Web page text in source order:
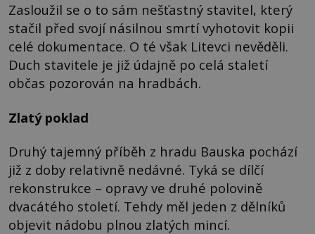
Zasloužil se o to sám nešťastný stavitel, který
stačil před svojí násilnou smrtí vyhotovit kopii
celé dokumentace. O té však Litevci nevěděli.
Duch stavitele je již údajně po celá staletí
občas pozorován na hradbách.
Zlatý poklad
Druhý tajemný příběh z hradu Bauska pochází
již z doby relativně nedávné. Tyká se dílčí
rekonstrukce – opravy ve druhé polovině
dvacátého století. Tehdy měl jeden z dělníků
objevit nádobu plnou zlatých mincí.